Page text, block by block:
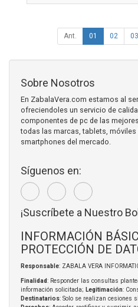
Ant. 01 02 03
Sobre Nosotros
En ZabalaVera.com estamos al
ofreciendoles un servicio de
componentes de pc de las
todas las marcas, tablets,
smartphones del mercado.
Síguenos en:
¡Suscríbete a Nuestro
INFORMACIÓN
PROTECCIÓN DE
Responsable: ZABALA VERA
Finalidad: Responder las consultas
información solicitada; Legitimación:
Destinatarios: Solo se realizan cesiones